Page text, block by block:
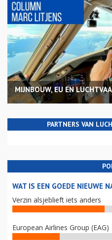
MIJNBOUW, EU EN
PARTNERS VAN
WAT IS EEN GOEDE NIEUWE
Verzin alsjeblieft iets anders
European Airlines Group (EAG)